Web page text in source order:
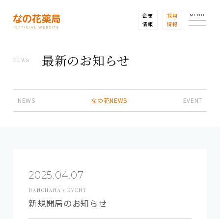
企業
情報
採用
情報
MENU
NEWS 最新のお知らせ
NEWS なの花NEWS EVENT
2025.04.07
NANOHANA’s EVENT
新規開局のお知らせ